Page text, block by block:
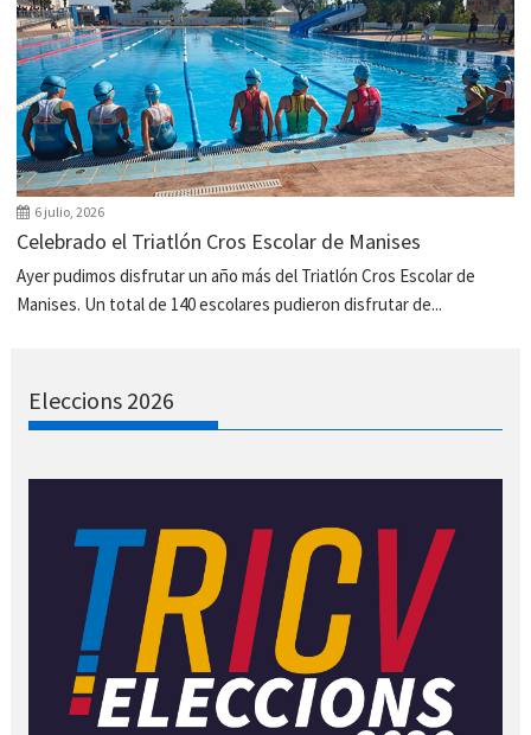
6 julio, 2026
Celebrado el Triatlón Cros Escolar de Manises
Ayer pudimos disfrutar un año más del Triatlón Cros Escolar de
Manises. Un total de 140 escolares pudieron disfrutar de...
Eleccions 2026